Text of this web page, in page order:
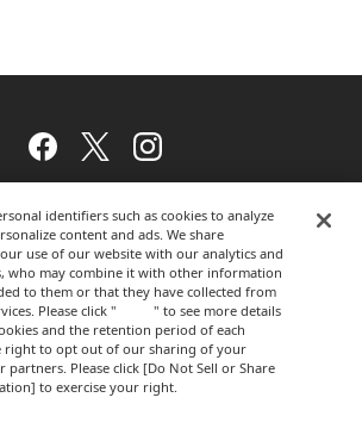
Facebook
TwitterInstagram
用について
ー
identifiers such as cookies to analyze
content and ads. We share
use of our website with our analytics and
who may combine it with other information
to them or that they have collected from
Please click "
here" to see more details
and the retention period of each
right to opt out of our sharing of your
Please click [Do Not Sell or Share
to exercise your right.